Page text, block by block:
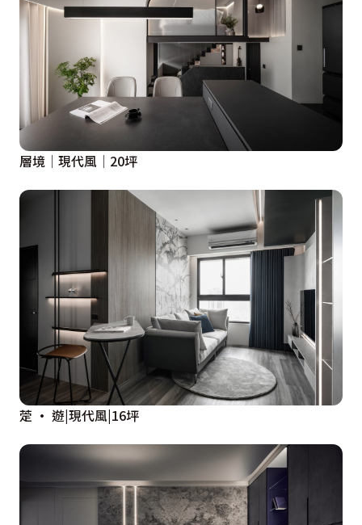
層境│現代風│20坪
萣 • 遊|現代風|16坪